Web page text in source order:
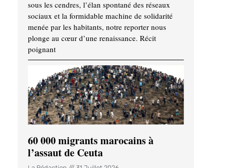
sous les cendres, l’élan spontané des réseaux
sociaux et la formidable machine de solidarité
menée par les habitants, notre reporter nous
plonge au cœur d’une renaissance. Récit
poignant
60 000 migrants marocains à
l’assaut de Ceuta